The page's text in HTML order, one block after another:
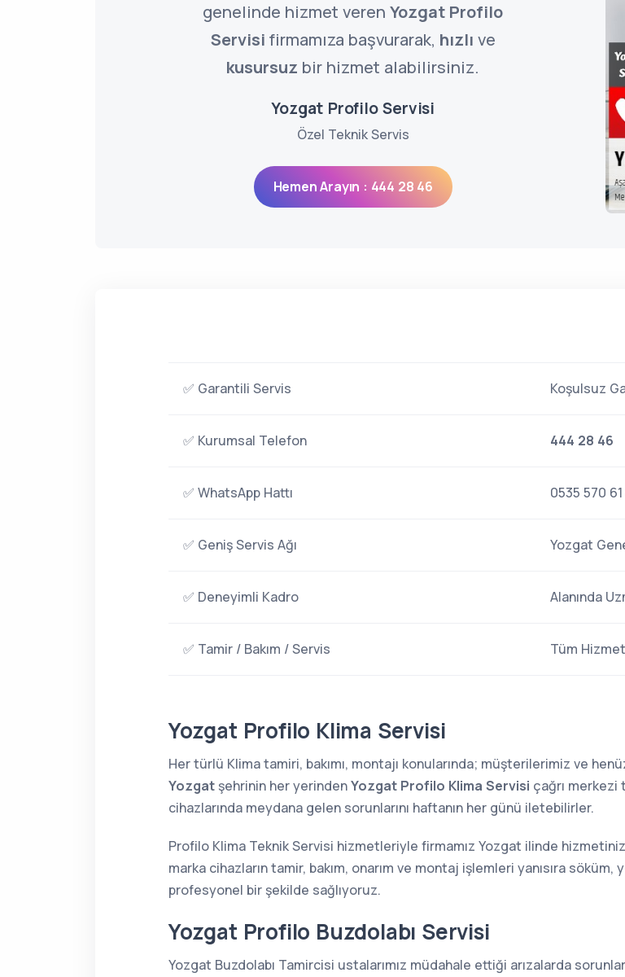
genelinde hizmet verenYozgat Profilo
Servisi firmamıza başvurarak, hızlı ve
kusursuz bir hizmet alabilirsiniz.
Yozgat Profilo Servisi
Özel Teknik Servis
Hemen Arayın : 444 28 46
✅ Garantili Servis Koşulsuz
✅ Kurumsal Telefon 444 28 46
✅ WhatsApp Hattı 0535 570
✅ Geniş Servis Ağı Yozgat
✅ Deneyimli Kadro Alanında
✅ Tamir / Bakım / Servis Tüm
Yozgat Profilo Klima Servisi
Her türlü Klima tamiri, bakımı, montajı konularında; müşterilerimiz ve
Yozgat şehrinin her yerindenYozgat Profilo Klima Servisi çağrı merkezi
cihazlarında meydana gelen sorunlarını haftanın her günü iletebilirler.
Profilo Klima Teknik Servisi hizmetleriyle firmamız Yozgat ilinde
marka cihazların tamir, bakım, onarım ve montaj işlemleri yanısıra
profesyonel bir şekilde sağlıyoruz.
Yozgat Profilo Buzdolabı Servisi
Yozgat Buzdolabı Tamircisi ustalarımız müdahale ettiği arızalarda